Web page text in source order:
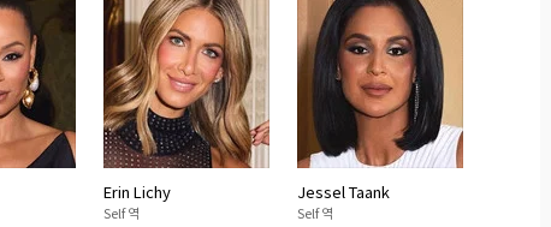
Erin Lichy
Self 역
Jessel Taank
Self 역